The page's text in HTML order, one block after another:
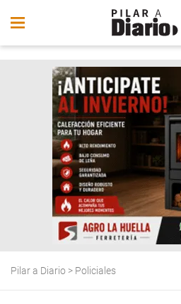
Pilar a Diario > Policiales